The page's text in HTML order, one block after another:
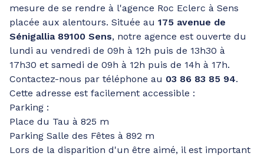
mesure de se rendre à l'agence Roc Eclerc à Sens
placée aux alentours. Située au 175 avenue de
Sénigallia 89100 Sens, notre agence est ouverte du
lundi au vendredi de 09h à 12h puis de 13h30 à
17h30 et samedi de 09h à 12h puis de 14h à 17h.
Contactez-nous par téléphone au 03 86 83 85 94.
Cette adresse est facilement accessible :
Parking :
Place du Tau à 825 m
Parking Salle des Fêtes à 892 m
Lors de la disparition d'un être aimé, il est important